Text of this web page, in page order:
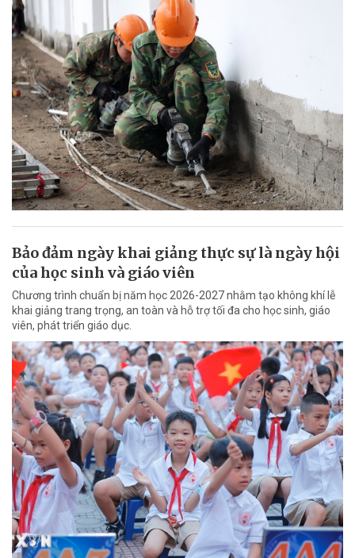
Bảo đảm ngày khai giảng thực sự là ngày hội
của học sinh và giáo viên
Chương trình chuẩn bị năm học 2026-2027 nhằm tạo không khí lễ
khai giảng trang trọng, an toàn và hỗ trợ tối đa cho học sinh, giáo
viên, phát triển giáo dục.